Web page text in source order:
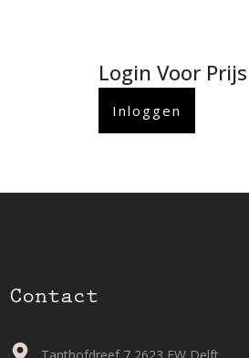
Login Voor Prijs
Inloggen
Contact